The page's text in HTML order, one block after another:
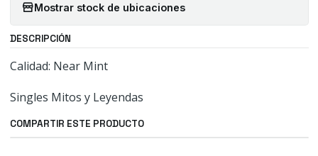
Mostrar stock de ubicaciones
DESCRIPCIÓN
Calidad: Near Mint
Singles Mitos y Leyendas
COMPARTIR ESTE PRODUCTO